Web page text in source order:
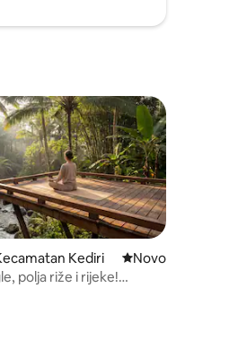
7
Kediri Novi smještaj
Novo
polja riže i rijeke!